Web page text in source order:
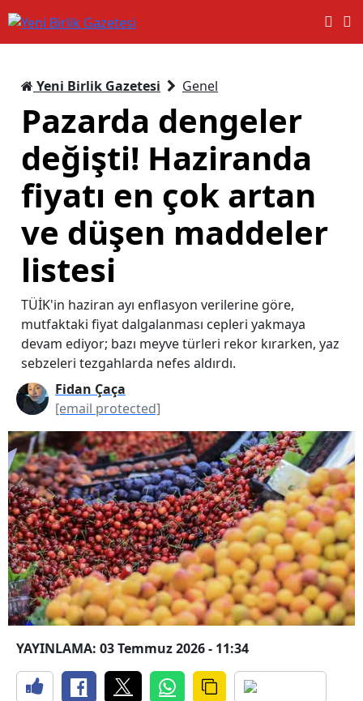
Yeni Birlik Gazetesi Genel
Pazarda dengeler
değişti! Haziranda
fiyatı en çok artan
ve düşen maddeler
listesi
TÜİK'in haziran ayı enflasyon verilerine göre,
mutfaktaki fiyat dalgalanması cepleri yakmaya
devam ediyor; bazı meyve türleri rekor kırarken, yaz
sebzeleri tezgahlarda nefes aldırdı.
Fidan Çaça
[email protected]
YAYINLAMA: 03 Temmuz 2026 - 11:34